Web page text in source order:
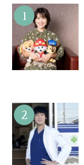
1
2